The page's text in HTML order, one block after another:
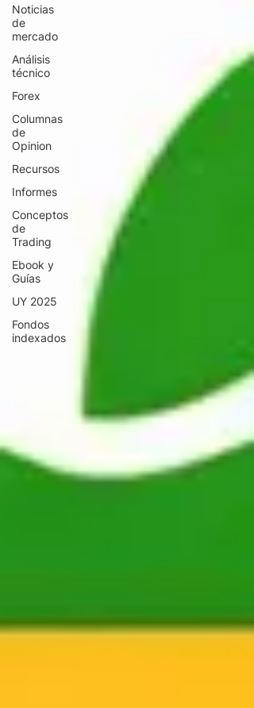
Noticias
de
mercado
Análisis
técnico
Forex
Columnas
de
Opinion
Recursos
Informes
Conceptos
de
Trading
Ebook y
Guías
UY 2025
Fondos
indexados